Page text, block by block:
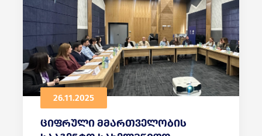
26.11.2025
ციფრული მმართველობის